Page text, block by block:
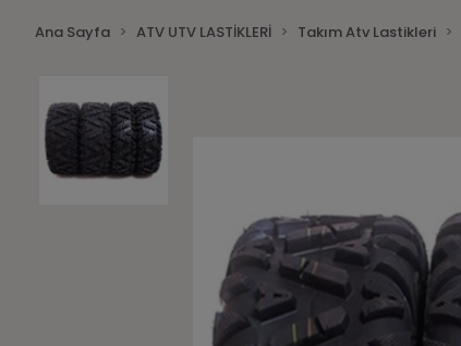
Ana Sayfa ATV UTV LASTİKLERİ Takım Atv Lastikleri